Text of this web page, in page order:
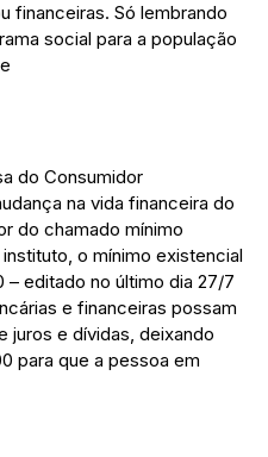
financeiras. Só lembrando
social para a população
do Consumidor
na vida financeira do
do chamado mínimo
o mínimo existencial
– editado no último dia 27/7
e financeiras possam
juros e dívidas, deixando
para que a pessoa em